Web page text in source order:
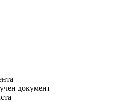
документ